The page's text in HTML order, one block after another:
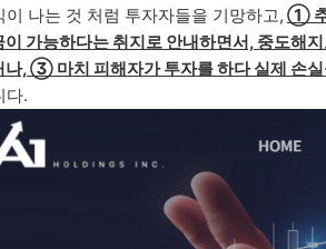
이 나는 것 처럼 투자자들을 기망하고, ①
이 가능하다는 취지로 안내하면서, 중도해
나, ③ 마치 피해자가 투자를 하다 실제 손
다.